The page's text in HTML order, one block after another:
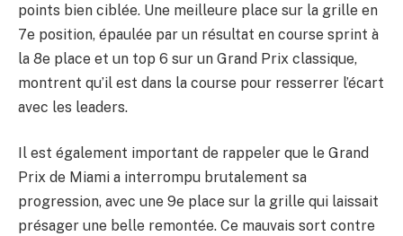
points bien ciblée. Une meilleure place sur la grille en
7e position, épaulée par un résultat en course sprint à
la 8e place et un top 6 sur un Grand Prix classique,
montrent qu’il est dans la course pour resserrer l’écart
avec les leaders.
Il est également important de rappeler que le Grand
Prix de Miami a interrompu brutalement sa
progression, avec une 9e place sur la grille qui laissait
présager une belle remontée. Ce mauvais sort contre